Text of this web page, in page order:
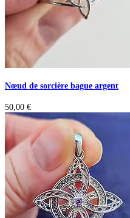
Nœud de sorcière bague argent
50,00 €